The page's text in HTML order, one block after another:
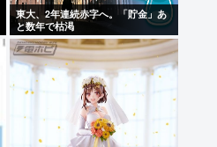
東大、2年連続赤字へ。「貯金」あ
と数年で枯渇